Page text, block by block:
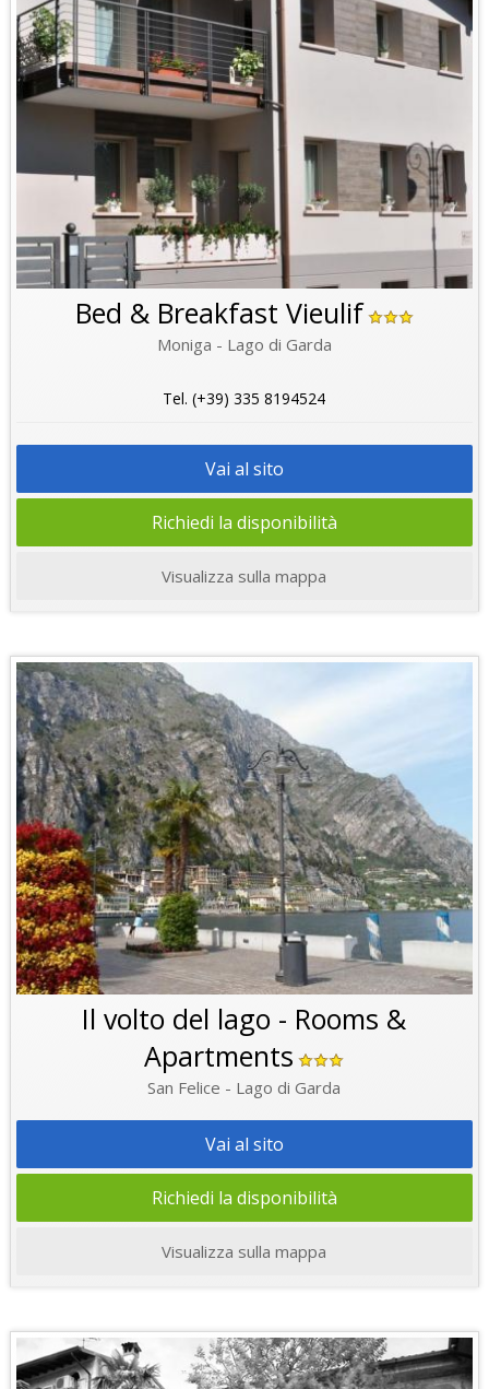
Bed & Breakfast Vieulif
Moniga - Lago di Garda
Tel. (+39) 335 8194524
Vai al sito
Richiedi la disponibilità
Visualizza sulla mappa
Il volto del lago - Rooms &
Apartments
San Felice - Lago di Garda
Vai al sito
Richiedi la disponibilità
Visualizza sulla mappa